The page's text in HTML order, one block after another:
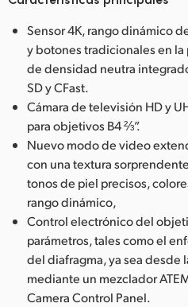
Sensor 4K, rango dinámico
y botones tradicionales en
de densidad neutra
SD y CFast.
Cámara de televisión HD y
para objetivos B4 ⅔”.
Nuevo modo de video
con una textura
tonos de piel precisos,
rango dinámico,
Control electrónico del
parámetros, tales como el
del diafragma, ya sea desde
mediante un mezclador
Camera Control Panel.